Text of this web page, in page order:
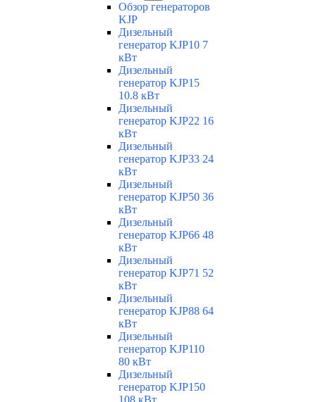
Обзор генераторов
KJP
Дизельный
генератор KJP10 7
кВт
Дизельный
генератор KJP15
10.8 кВт
Дизельный
генератор KJP22 16
кВт
Дизельный
генератор KJP33 24
кВт
Дизельный
генератор KJP50 36
кВт
Дизельный
генератор KJP66 48
кВт
Дизельный
генератор KJP71 52
кВт
Дизельный
генератор KJP88 64
кВт
Дизельный
генератор KJP110
80 кВт
Дизельный
генератор KJP150